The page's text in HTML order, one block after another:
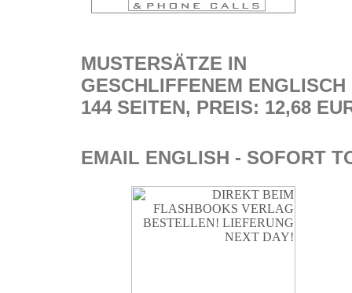
MUSTERSÄTZE IN
GESCHLIFFENEM ENGLISCH
144 SEITEN, PREIS: 12,68
EMAIL ENGLISH - SOFORT